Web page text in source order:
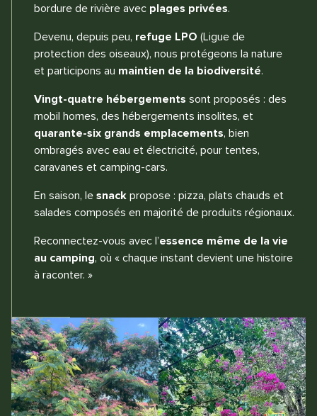
bordure de rivière avec plages privées.
Devenu, depuis peu, refuge LPO (Ligue de
protection des oiseaux), nous protégeons la nature
et participons au maintien de la biodiversité.
Vingt-quatre hébergements sont proposés : des
mobil homes, des hébergements insolites, et
quarante-six grands emplacements, bien
ombragés avec eau et électricité, pour tentes,
caravanes et camping-cars.
En saison, le snack propose : pizza, plats chauds et
salades composés en majorité de produits régionaux.
Reconnectez-vous avec l’essence même de la vie
au camping, où « chaque instant devient une histoire
à raconter. »